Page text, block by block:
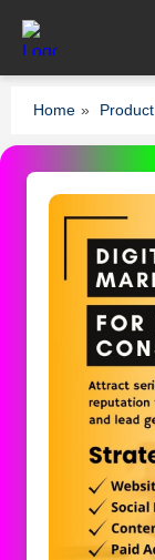
Home » Product